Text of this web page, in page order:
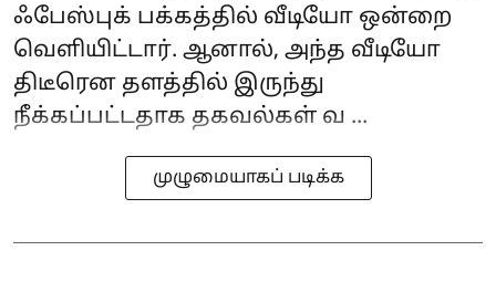
ஃபேஸ்புக் பக்கத்தில் வீடியோ ஒன்றை
வெளியிட்டார். ஆனால், அந்த வீடியோ
திடீரென தளத்தில் இருந்து
நீக்கப்பட்டதாக தகவல்கள் வ ...
முழுமையாகப் படிக்க